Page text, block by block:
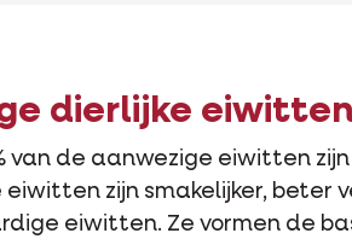
dierlijke
van de aanwezige eiwitten
eiwitten zijn smakelijker,
eiwitten. Ze vormen de